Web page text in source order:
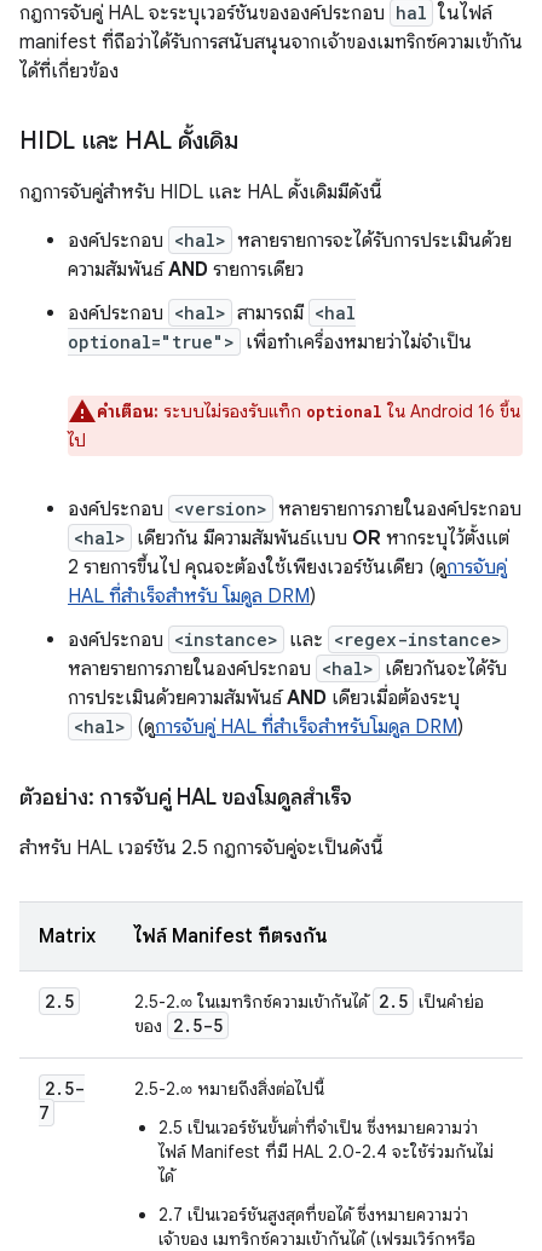
กฎการจับคู่ HAL จะระบุเวอร์ชันขององค์ประกอบ hal ในไฟล์
manifest ที่ถือว่าได้รับการสนับสนุนจากเจ้าของเมทริกซ์ความเข้ากัน
ได้ที่เกี่ยวข้อง
HIDL และ HAL ดั้งเดิม
กฎการจับคู่สำหรับ HIDL และ HAL ดั้งเดิมมีดังนี้
องค์ประกอบ <hal> หลายรายการจะได้รับการประเมินด้วย
ความสัมพันธ์AND รายการเดียว
องค์ประกอบ <hal> สามารถมี <hal
optional="true"> เพื่อทำเครื่องหมายว่าไม่จำเป็น
คำเตือน: ระบบไม่รองรับแท็ก optional ใน Android 16 ขึ้น
ไป
องค์ประกอบ <version> หลายรายการภายในองค์ประกอบ
<hal> เดียวกัน มีความสัมพันธ์แบบ OR หากระบุไว้ตั้งแต่
2 รายการขึ้นไป คุณจะต้องใช้เพียงเวอร์ชันเดียว (ดูการจับคู่
HAL ที่สำเร็จสำหรับ โมดูล DRM)
องค์ประกอบ <instance> และ <regex-instance>
หลายรายการภายในองค์ประกอบ <hal> เดียวกันจะได้รับ
การประเมินด้วยความสัมพันธ์AND เดียวเมื่อต้องระบุ
<hal> (ดูการจับคู่ HAL ที่สำเร็จสำหรับโมดูล DRM)
ตัวอย่าง: การจับคู่ HAL ของโมดูลสำเร็จ
สำหรับ HAL เวอร์ชัน 2.5 กฎการจับคู่จะเป็นดังนี้
Matrix ไฟล์ Manifest ที่ตรงกัน
2. 5 2.5-2.∞ ในเมทริกซ์ความเข้ากันได้ 2. 5 เป็นคำย่อ
ของ
2. 5-5
2. 5-
7
2.5-2.∞ หมายถึงสิ่งต่อไปนี้
2.5 เป็นเวอร์ชันขั้นต่ำที่จำเป็น ซึ่งหมายความว่า
ไฟล์ Manifest ที่มี HAL 2.0-2.4 จะใช้ร่วมกันไม่
ได้
2.7 เป็นเวอร์ชันสูงสุดที่ขอได้ ซึ่งหมายความว่า
เจ้าของ เมทริกซ์ความเข้ากันได้ (เฟรมเวิร์กหรือ